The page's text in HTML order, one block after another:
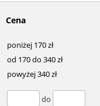
Cena
poniżej 170 zł
od 170 do 340 zł
powyżej 340 zł
do